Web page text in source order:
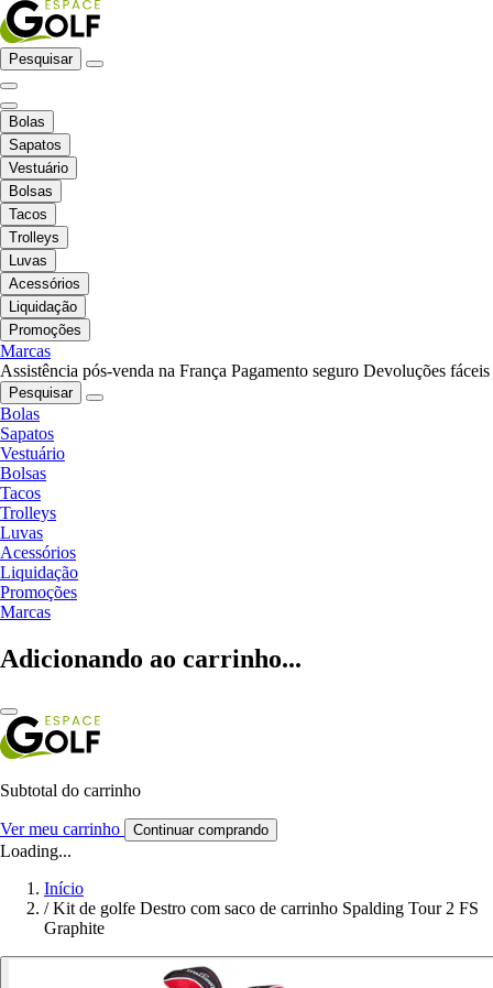
Pesquisar
Bolas
Sapatos
Vestuário
Bolsas
Tacos
Trolleys
Luvas
Acessórios
Liquidação
Promoções
Marcas
Assistência pós-venda na França Pagamento seguro Devoluções fáceis
Pesquisar
Bolas
Sapatos
Vestuário
Bolsas
Tacos
Trolleys
Luvas
Acessórios
Liquidação
Promoções
Marcas
Adicionando ao carrinho...
Subtotal do carrinho
Ver meu carrinho Continuar comprando
Loading...
Início
/ Kit de golfe Destro com saco de carrinho Spalding Tour 2 FS
Graphite